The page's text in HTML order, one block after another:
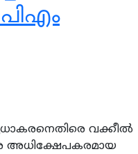
വക്കീല്‍
അധിക്ഷേപകരമായ